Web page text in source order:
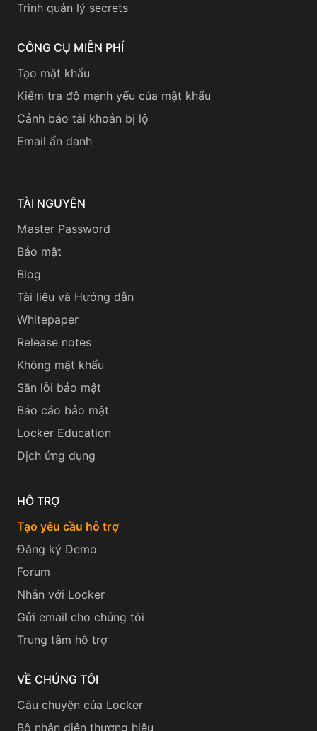
Trình quản lý secrets
CÔNG CỤ MIỄN PHÍ
Tạo mật khẩu
Kiểm tra độ mạnh yếu của mật khẩu
Cảnh báo tài khoản bị lộ
Email ẩn danh
TÀI NGUYÊN
Master Password
Bảo mật
Blog
Tài liệu và Hướng dẫn
Whitepaper
Release notes
Không mật khẩu
Săn lỗi bảo mật
Báo cáo bảo mật
Locker Education
Dịch ứng dụng
HỖ TRỢ
Tạo yêu cầu hỗ trợ
Đăng ký Demo
Forum
Nhắn với Locker
Gửi email cho chúng tôi
Trung tâm hỗ trợ
VỀ CHÚNG TÔI
Câu chuyện của Locker
Bộ nhận diện thương hiệu